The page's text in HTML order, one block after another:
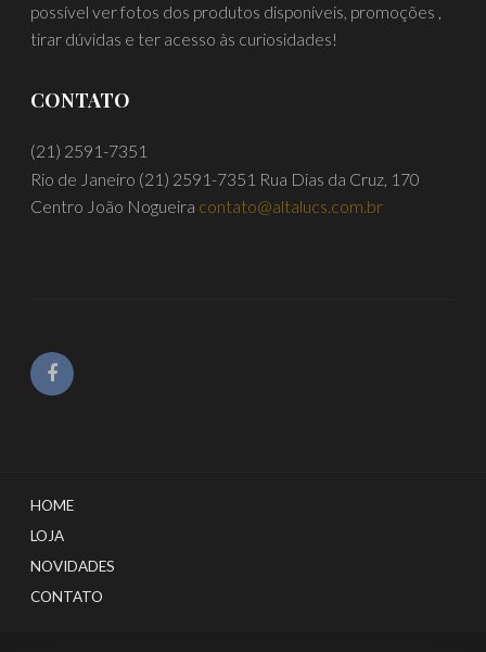
possível ver fotos dos produtos disponíveis, promoções ,
tirar dúvidas e ter acesso às curiosidades!
CONTATO
(21) 2591-7351
Rio de Janeiro (21) 2591-7351 Rua Dias da Cruz, 170
Centro João Nogueira contato@altalucs.com.br
HOME
LOJA
NOVIDADES
CONTATO